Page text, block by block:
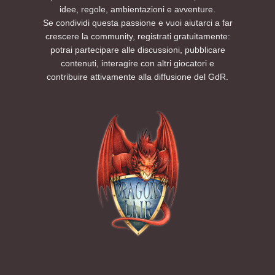
idee, regole, ambientazioni e avventure.
Se condividi questa passione e vuoi aiutarci a far
crescere la community, registrati gratuitamente:
potrai partecipare alle discussioni, pubblicare
contenuti, interagire con altri giocatori e
contribuire attivamente alla diffusione del GdR.